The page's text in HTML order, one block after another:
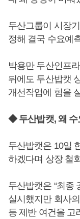
두산그룹이 시장
정해 결국 수요예
박용만 두산인프
뒤에도 두산밥캣
개선작업에 힘을
◆ 두산밥캣, 왜 수
두산밥캣은 10일
하겠다며 상장 철
두산밥캣은 “최종
실시했지만 회사
등 제반 여건을 고